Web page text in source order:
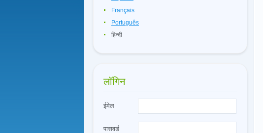
Français
Português
हिन्दी
लॉगिन
ईमेल
पासवर्ड